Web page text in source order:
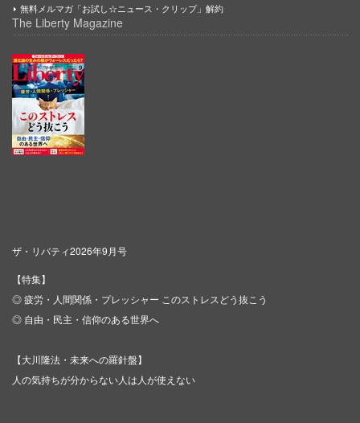
無料メルマガ「お試し☆ニュース・クリップ」解約
The Liberty Magazine
ザ・リバティ2026年9月号
【特集】
◎ 疲労・人間関係・プレッシャー このストレスどう抜こう
◎ 自由・民主・信仰のある世界へ
【大川隆法・未来への羅針盤】
人の気持ちが分からない人は人が使えない